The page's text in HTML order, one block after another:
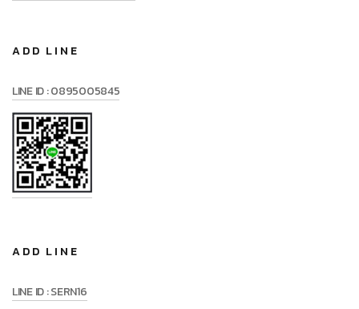
ADD LINE
LINE ID : 0895005845
ADD LINE
LINE ID : SERN16